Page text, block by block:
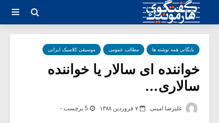
بایگانی همه نوشته ها مطالب عمومی موسیقی کلاسیک ایرانی
خواننده ای سالار یا خواننده
سالاری…
علیرضا امینی ۷ فروردین ۱۳۸۸ 5 برچسب -